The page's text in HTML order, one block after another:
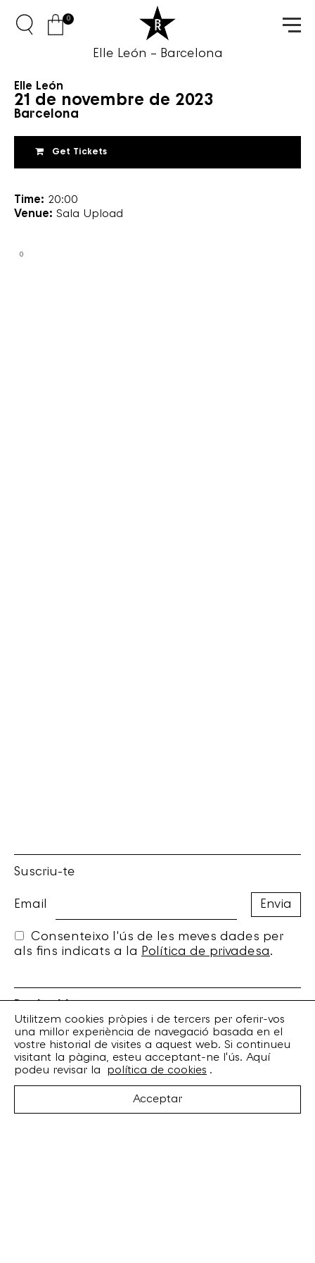
Elle León – Barcelona
0
Elle León
21 de novembre de 2023
Barcelona
Get Tickets
Time: 20:00
Venue: Sala Upload
0
Suscriu-te
Email
Consenteixo l'ús de les meves dades per
als fins indicats a la Política de privadesa.
Torrent de l’Olla, 203 Local 1
08012 Barcelona
+34 932 070 164
bankrobber@bankrobber.net
Utilitzem cookies pròpies i de tercers per oferir-vos
una millor experiència de navegació basada en el
vostre historial de visites a aquest web. Si continueu
visitant la pàgina, esteu acceptant-ne l'ús. Aquí
podeu revisar la
política de cookies .
Acceptar